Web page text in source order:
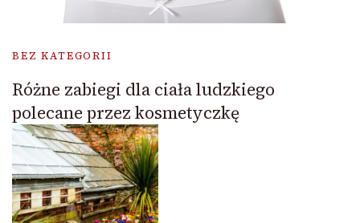
BEZ KATEGORII
Różne zabiegi dla ciała ludzkiego
polecane przez kosmetyczkę